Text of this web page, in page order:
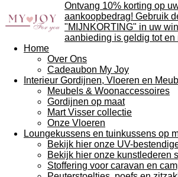
Ontvang 10% korting op
aankoopbedrag! Gebruik
"MIJNKORTING" in uw
aanbieding is geldig tot en
Home
Over Ons
Cadeaubon My Joy
Interieur Gordijnen, Vloeren en
Meubels & Woonaccessoires
Gordijnen op maat
Mart Visser collectie
Onze Vloeren
Loungekussens en tuinkussens op
Bekijk hier onze UV-
Bekijk hier onze kunstlederen
Stoffering voor caravan en